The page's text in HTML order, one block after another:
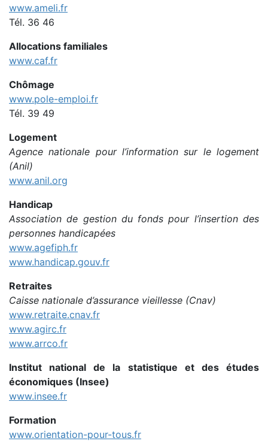
www.ameli.fr
Tél. 36 46
Allocations familiales
www.caf.fr
Chômage
www.pole-emploi.fr
Tél. 39 49
Logement
Agence nationale pour l’information sur le logement
(Anil)
www.anil.org
Handicap
Association de gestion du fonds pour l’insertion des
personnes handicapées
www.agefiph.fr
www.handicap.gouv.fr
Retraites
Caisse nationale d’assurance vieillesse (Cnav)
www.retraite.cnav.fr
www.agirc.fr
www.arrco.fr
Institut national de la statistique et des études
économiques (Insee)
www.insee.fr
Formation
www.orientation-pour-tous.fr